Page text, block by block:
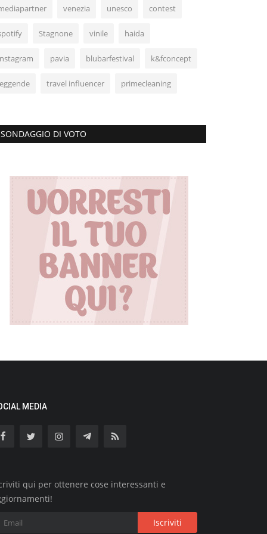
venezia unesco contest
Stagnone vinile haida
pavia blubarfestival k&fconcept
travel influencer primecleaning
SONDAGGIO DI VOTO
MEDIA
qui per ottenere cose interessanti e
Iscriviti